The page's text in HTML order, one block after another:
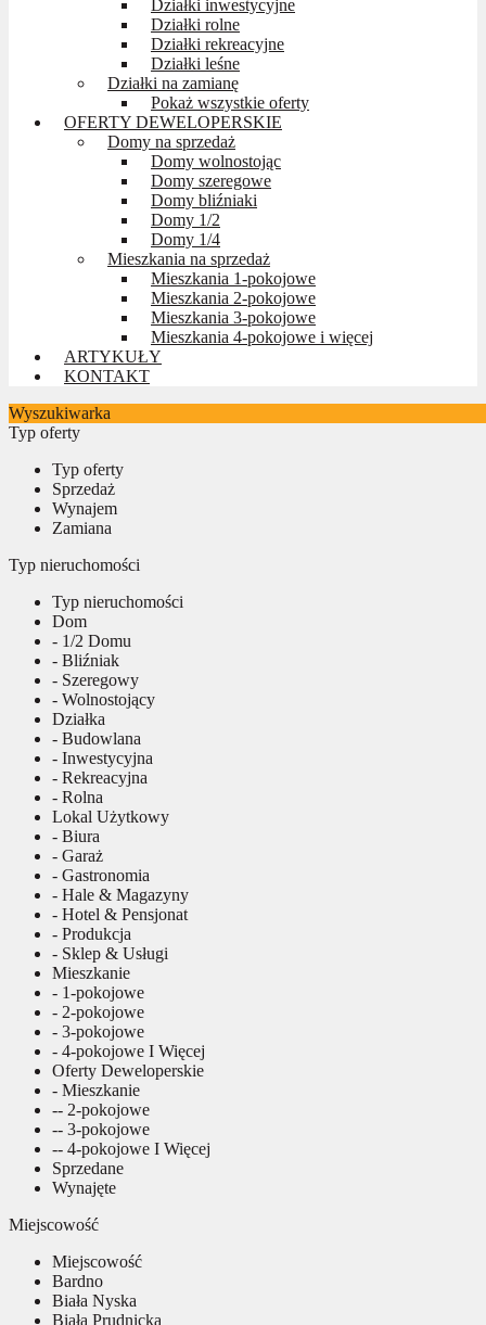
Działki inwestycyjne
Działki rolne
Działki rekreacyjne
Działki leśne
Działki na zamianę
Pokaż wszystkie oferty
OFERTY DEWELOPERSKIE
Domy na sprzedaż
Domy wolnostojąc
Domy szeregowe
Domy bliźniaki
Domy 1/2
Domy 1/4
Mieszkania na sprzedaż
Mieszkania 1-pokojowe
Mieszkania 2-pokojowe
Mieszkania 3-pokojowe
Mieszkania 4-pokojowe i więcej
ARTYKUŁY
KONTAKT
Wyszukiwarka
Typ oferty
Typ oferty
Sprzedaż
Wynajem
Zamiana
Typ nieruchomości
Typ nieruchomości
Dom
- 1/2 Domu
- Bliźniak
- Szeregowy
- Wolnostojący
Działka
- Budowlana
- Inwestycyjna
- Rekreacyjna
- Rolna
Lokal Użytkowy
- Biura
- Garaż
- Gastronomia
- Hale & Magazyny
- Hotel & Pensjonat
- Produkcja
- Sklep & Usługi
Mieszkanie
- 1-pokojowe
- 2-pokojowe
- 3-pokojowe
- 4-pokojowe I Więcej
Oferty Deweloperskie
- Mieszkanie
-- 2-pokojowe
-- 3-pokojowe
-- 4-pokojowe I Więcej
Sprzedane
Wynajęte
Miejscowość
Miejscowość
Bardno
Biała Nyska
Biała Prudnicka